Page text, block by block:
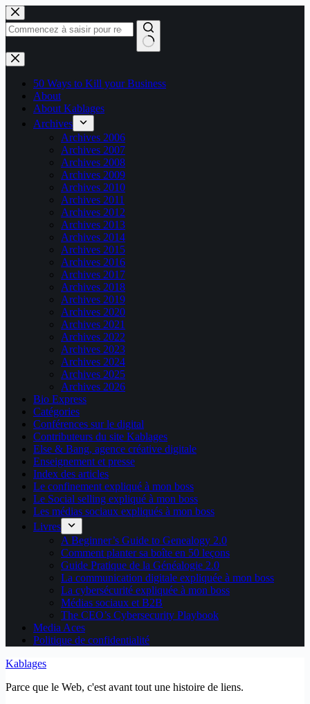
Passer
au
contenu
Aucun
résultat
50 Ways to Kill your Business
About
About Kablages
Archives
Archives 2006
Archives 2007
Archives 2008
Archives 2009
Archives 2010
Archives 2011
Archives 2012
Archives 2013
Archives 2014
Archives 2015
Archives 2016
Archives 2017
Archives 2018
Archives 2019
Archives 2020
Archives 2021
Archives 2022
Archives 2023
Archives 2024
Archives 2025
Archives 2026
Bio Express
Catégories
Conférences sur le digital
Contributeurs du site Kablages
Else & Bang, agence créative digitale
Enseignement et presse
Index des articles
Le confinement expliqué à mon boss
Le Social selling expliqué à mon boss
Les médias sociaux expliqués à mon boss
Livres
A Beginner’s Guide to Genealogy 2.0
Comment planter sa boîte en 50 leçons
Guide Pratique de la Généalogie 2.0
La communication digitale expliquée à mon boss
La cybersécurité expliquée à mon boss
Médias sociaux et B2B
The CEO’s Cybersecurity Playbook
Media Aces
Politique de confidentialité
Kablages
Parce que le Web, c'est avant tout une histoire de liens.